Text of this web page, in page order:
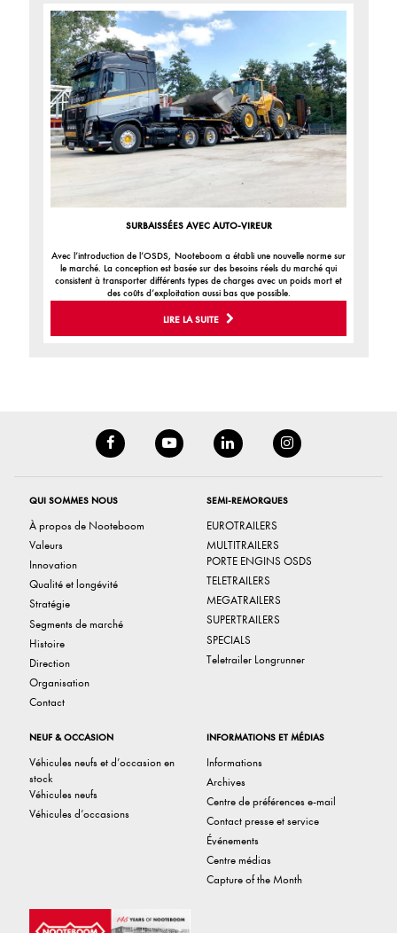
SURBAISSÉES AVEC AUTO-VIREUR
Avec l’introduction de l’OSDS, Nooteboom a établi une nouvelle norme sur
le marché. La conception est basée sur des besoins réels du marché qui
consistent à transporter différents types de charges avec un poids mort et
des coûts d’exploitation aussi bas que possible.
LIRE LA SUITE
QUI SOMMES NOUS
À propos de Nooteboom
Valeurs
Innovation
Qualité et longévité
Stratégie
Segments de marché
Histoire
Direction
Organisation
Contact
SEMI-REMORQUES
EUROTRAILERS
MULTITRAILERS
PORTE ENGINS OSDS
TELETRAILERS
MEGATRAILERS
SUPERTRAILERS
SPECIALS
Teletrailer Longrunner
NEUF & OCCASION
Véhicules neufs et d’occasion en
stock
Véhicules neufs
Véhicules d’occasions
INFORMATIONS ET MÉDIAS
Informations
Archives
Centre de préférences e-mail
Contact presse et service
Événements
Centre médias
Capture of the Month